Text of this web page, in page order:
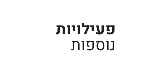
פעילויות
נוספות